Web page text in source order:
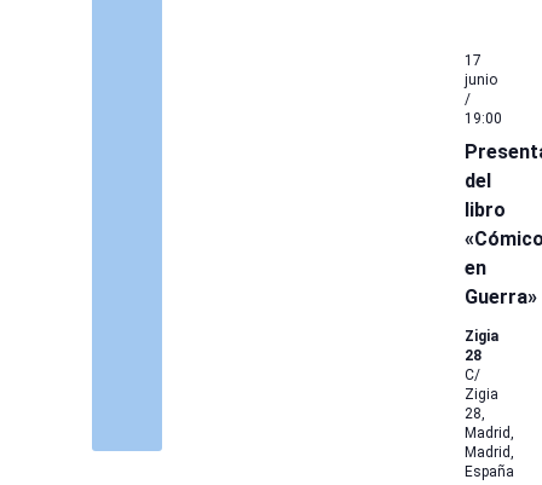
del
libro
en
Guerra»
17
junio
/
19:00
Zigia
28
C/
Zigia
28,
Madrid,
Madrid,
España